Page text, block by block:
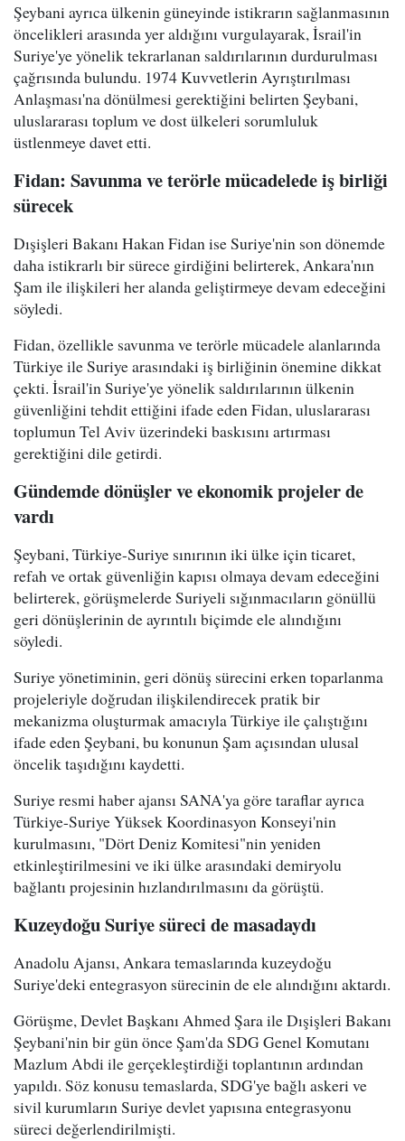
Şeybani ayrıca ülkenin güneyinde istikrarın sağlanmasının
öncelikleri arasında yer aldığını vurgulayarak, İsrail'in
Suriye'ye yönelik tekrarlanan saldırılarının durdurulması
çağrısında bulundu. 1974 Kuvvetlerin Ayrıştırılması
Anlaşması'na dönülmesi gerektiğini belirten Şeybani,
uluslararası toplum ve dost ülkeleri sorumluluk
üstlenmeye davet etti.
Fidan: Savunma ve terörle mücadelede iş birliği
sürecek
Dışişleri Bakanı Hakan Fidan ise Suriye'nin son dönemde
daha istikrarlı bir sürece girdiğini belirterek, Ankara'nın
Şam ile ilişkileri her alanda geliştirmeye devam edeceğini
söyledi.
Fidan, özellikle savunma ve terörle mücadele alanlarında
Türkiye ile Suriye arasındaki iş birliğinin önemine dikkat
çekti. İsrail'in Suriye'ye yönelik saldırılarının ülkenin
güvenliğini tehdit ettiğini ifade eden Fidan, uluslararası
toplumun Tel Aviv üzerindeki baskısını artırması
gerektiğini dile getirdi.
Gündemde dönüşler ve ekonomik projeler de
vardı
Şeybani, Türkiye-Suriye sınırının iki ülke için ticaret,
refah ve ortak güvenliğin kapısı olmaya devam edeceğini
belirterek, görüşmelerde Suriyeli sığınmacıların gönüllü
geri dönüşlerinin de ayrıntılı biçimde ele alındığını
söyledi.
Suriye yönetiminin, geri dönüş sürecini erken toparlanma
projeleriyle doğrudan ilişkilendirecek pratik bir
mekanizma oluşturmak amacıyla Türkiye ile çalıştığını
ifade eden Şeybani, bu konunun Şam açısından ulusal
öncelik taşıdığını kaydetti.
Suriye resmi haber ajansı SANA'ya göre taraflar ayrıca
Türkiye-Suriye Yüksek Koordinasyon Konseyi'nin
kurulmasını, "Dört Deniz Komitesi"nin yeniden
etkinleştirilmesini ve iki ülke arasındaki demiryolu
bağlantı projesinin hızlandırılmasını da görüştü.
Kuzeydoğu Suriye süreci de masadaydı
Anadolu Ajansı, Ankara temaslarında kuzeydoğu
Suriye'deki entegrasyon sürecinin de ele alındığını aktardı.
Görüşme, Devlet Başkanı Ahmed Şara ile Dışişleri Bakanı
Şeybani'nin bir gün önce Şam'da SDG Genel Komutanı
Mazlum Abdi ile gerçekleştirdiği toplantının ardından
yapıldı. Söz konusu temaslarda, SDG'ye bağlı askeri ve
sivil kurumların Suriye devlet yapısına entegrasyonu
süreci değerlendirilmişti.